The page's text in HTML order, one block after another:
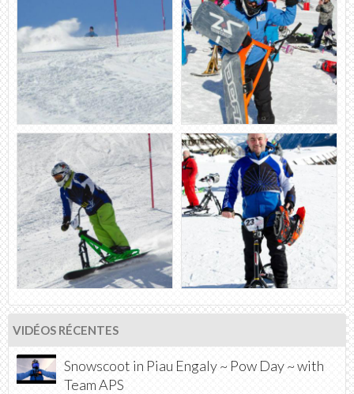
VIDÉOS RÉCENTES
Snowscoot in Piau Engaly ~ Pow Day ~ with
Team APS